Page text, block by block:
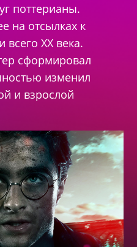
поттерианы.
на отсылках к
XX века.
сформировал
изменил
и взрослой